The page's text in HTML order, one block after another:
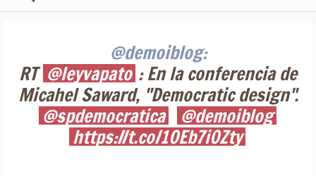
@demoiblog:
RT @leyvapato : En la conferencia de
Micahel Saward, "Democratic design".
@spdemocratica
@demoiblog
https://t.co/1OEb7i0Zty